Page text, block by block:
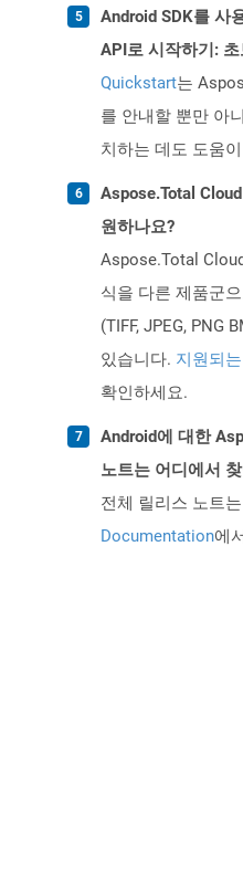
Android SDK를 사
API로 시작하기:
Quickstart는
를 안내할 뿐만 아
치하는 데도 도움
Aspose.Total
원하나요?
Aspose.Total
식을 다른 제품군으
(TIFF, JPEG, PNG
있습니다. 지원되
확인하세요.
Android에 대한
노트는 어디에서
전체 릴리스 노트는
Documentation에